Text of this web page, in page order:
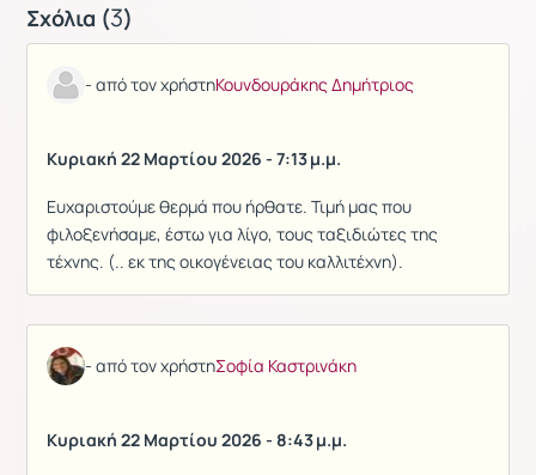
Σχόλια (3)
- από τον χρήστηΚουνδουράκης Δημήτριος
Κυριακή 22 Μαρτίου 2026 - 7:13 μ.μ.
Ευχαριστούμε θερμά που ήρθατε. Τιμή μας που
φιλοξενήσαμε, έστω για λίγο, τους ταξιδιώτες της
τέχνης. (.. εκ της οικογένειας του καλλιτέχνη).
- από τον χρήστηΣοφία Καστρινάκη
Κυριακή 22 Μαρτίου 2026 - 8:43 μ.μ.